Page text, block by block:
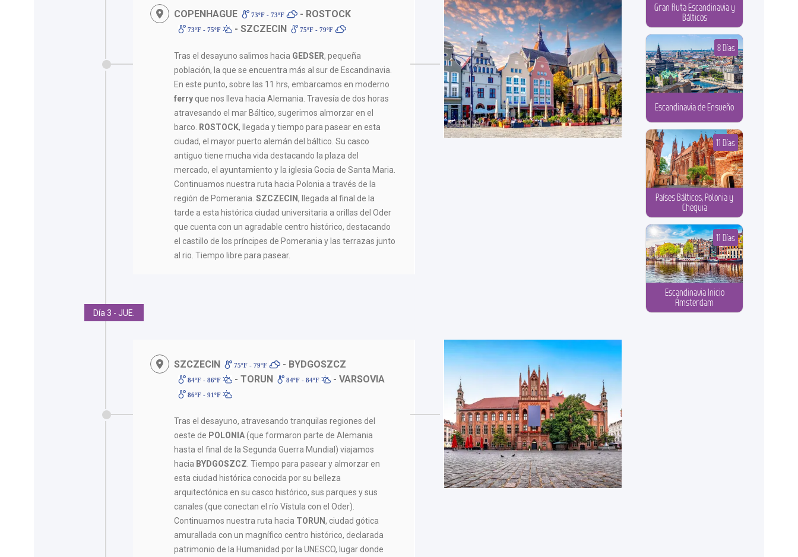
COPENHAGUE 73ºF - 73ºF - ROSTOCK
73ºF - 75ºF - SZCZECIN 75ºF - 79ºF
Tras el desayuno salimos hacia GEDSER, pequeña
población, la que se encuentra más al sur de Escandinavia.
En este punto, sobre las 11 hrs, embarcamos en moderno
ferry que nos lleva hacia Alemania. Travesía de dos horas
atravesando el mar Báltico, sugerimos almorzar en el
barco. ROSTOCK, llegada y tiempo para pasear en esta
ciudad, el mayor puerto alemán del báltico. Su casco
antiguo tiene mucha vida destacando la plaza del
mercado, el ayuntamiento y la iglesia Gocia de Santa Maria.
Continuamos nuestra ruta hacia Polonia a través de la
región de Pomerania.SZCZECIN, llegada al final de la
tarde a esta histórica ciudad universitaria a orillas del Oder
que cuenta con un agradable centro histórico, destacando
el castillo de los príncipes de Pomerania y las terrazas junto
al rio. Tiempo libre para pasear.
Día 3 - JUE.
SZCZECIN 75ºF - 79ºF - BYDGOSZCZ
84ºF - 86ºF - TORUN 84ºF - 84ºF - VARSOVIA
86ºF - 91ºF
Tras el desayuno, atravesando tranquilas regiones del
oeste de POLONIA(que formaron parte de Alemania
hasta el final de la Segunda Guerra Mundial) viajamos
hacia BYDGOSZCZ . Tiempo para pasear y almorzar en
esta ciudad histórica conocida por su belleza
arquitectónica en su casco histórico, sus parques y sus
canales (que conectan el río Vístula con el Oder).
Continuamos nuestra ruta hacia TORUN, ciudad gótica
amurallada con un magnífico centro histórico, declarada
patrimonio de la Humanidad por la UNESCO, lugar donde
Gran Ruta Escandinavia y
Bálticos
Escandinavia de Ensueño
8 Días
Países Bálticos, Polonia y
Chequia
11 Días
Escandinavia Inicio
Ámsterdam
11 Días